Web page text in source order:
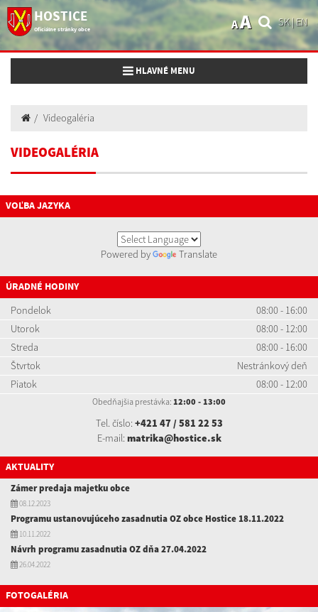
HOSTICE
Oficiálne stránky obce
SK|EN
AA
Toggle navigation
HLAVNÉ MENU
Videogaléria
VIDEOGALÉRIA
VOĽBA JAZYKA
Powered by Translate
ÚRADNÉ HODINY
Pondelok
08:00 - 16:00
Utorok
08:00 - 12:00
Streda
08:00 - 16:00
Štvrtok
Nestránkový deň
Piatok
08:00 - 12:00
Obedňajšia prestávka: 12:00 - 13:00
Tel. číslo: +421 47 / 581 22 53
E-mail: matrika@hostice.sk
AKTUALITY
Zámer predaja majetku obce
08.12.2023
Programu ustanovujúceho zasadnutia OZ obce Hostice 18.11.2022
10.11.2022
Návrh programu zasadnutia OZ dňa 27.04.2022
26.04.2022
FOTOGALÉRIA